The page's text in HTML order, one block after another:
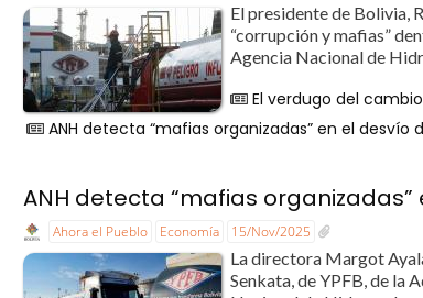
El presidente de Bolivia,
“corrupción y mafias”
Agencia Nacional de
El verdugo del cambio
ANH detecta “mafias organizadas” en el desvío
ANH detecta “mafias
Ahora el Pueblo Economía 15/Nov/2025
La directora Margot
Senkata, de YPFB, de la